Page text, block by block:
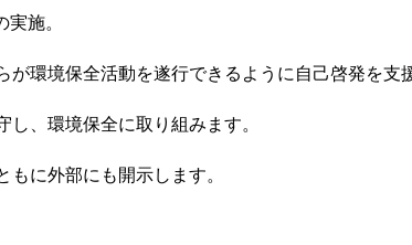
施。
環境保全活動を遂行できるように自己啓発を支
、環境保全に取り組みます。
に外部にも開示します。